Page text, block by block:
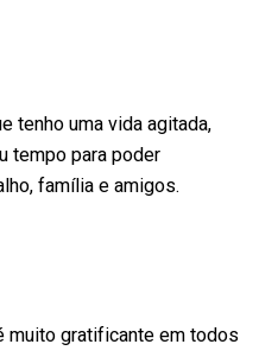
tenho uma vida agitada,
tempo para poder
família e amigos.
muito gratificante em todos